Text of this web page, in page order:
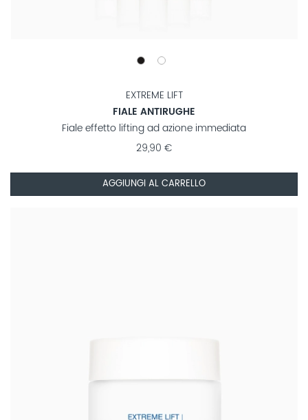
EXTREME LIFT
FIALE ANTIRUGHE
Fiale effetto lifting ad azione immediata
29,90 €
AGGIUNGI AL CARRELLO